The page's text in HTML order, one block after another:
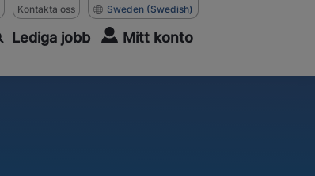
Kontakta oss Sweden (Swedish)
Lediga jobb Mitt konto